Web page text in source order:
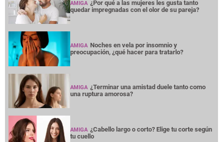
AMIGA ¿Por qué a las mujeres les gusta tanto
quedar impregnadas con el olor de su pareja?
AMIGA Noches en vela por insomnio y
preocupación, ¿qué hacer para tratarlo?
AMIGA ¿Terminar una amistad duele tanto como
una ruptura amorosa?
AMIGA ¿Cabello largo o corto? Elige tu corte según
tu cuello